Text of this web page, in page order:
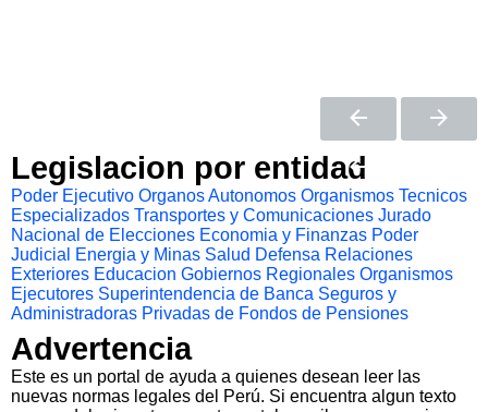
Legislacion por entidad
Poder Ejecutivo Organos Autonomos Organismos Tecnicos
Especializados Transportes y Comunicaciones Jurado
Nacional de Elecciones Economia y Finanzas Poder
Judicial
Energia y Minas Salud Defensa Relaciones
Exteriores Educacion Gobiernos Regionales Organismos
Ejecutores Superintendencia de Banca Seguros y
Administradoras Privadas de Fondos de Pensiones
Advertencia
Este es un portal de ayuda a quienes desean leer las
nuevas normas legales del Perú. Si encuentra algun texto